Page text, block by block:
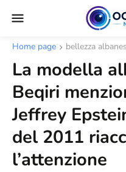
Home page bellezza
La modella
Beqiri
Jeffrey
del 2011
l’attenzione